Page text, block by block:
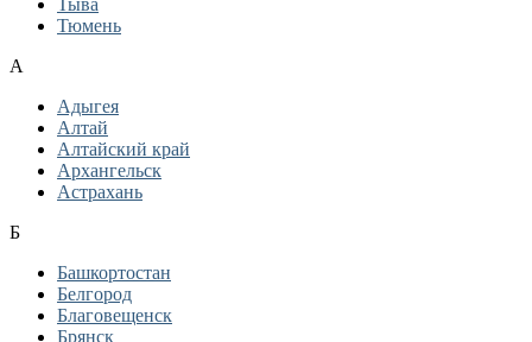
Тыва
Тюмень
А
Адыгея
Алтай
Алтайский край
Архангельск
Астрахань
Б
Башкортостан
Белгород
Благовещенск
Брянск